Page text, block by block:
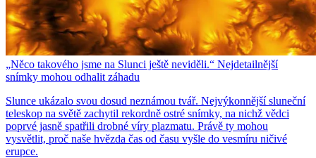
„Něco takového jsme na Slunci ještě neviděli.“ Nejdetailnější
snímky mohou odhalit záhadu
Slunce ukázalo svou dosud neznámou tvář. Nejvýkonnější sluneční
teleskop na světě zachytil rekordně ostré snímky, na nichž vědci
poprvé jasně spatřili drobné víry plazmatu. Právě ty mohou
vysvětlit, proč naše hvězda čas od času vyšle do vesmíru ničivé
erupce.